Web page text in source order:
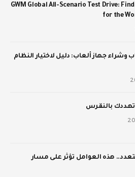
GWM Global All-Scenario Test Drive:
for the
وشراء جهاز ألعاب: دليل لاختيار النظام
تهددك بالنقرس
هذه العوامل تؤثر على مسار